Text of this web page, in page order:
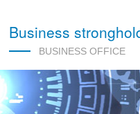
Business
BUSINESS OFFICE